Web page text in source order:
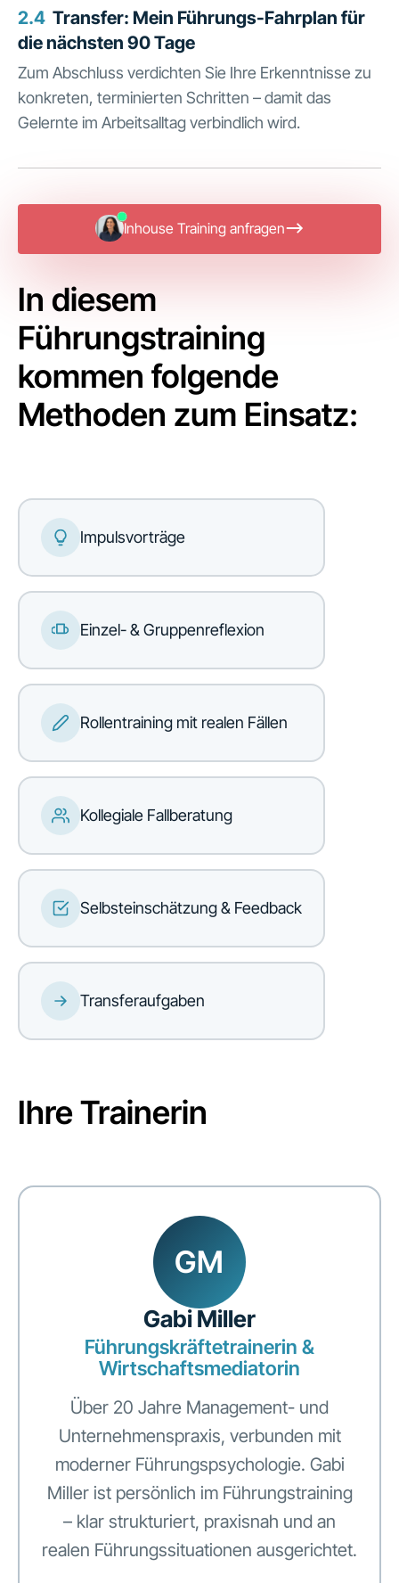
2.4 Transfer: Mein Führungs-Fahrplan für
die nächsten 90 Tage
Zum Abschluss verdichten Sie Ihre Erkenntnisse zu
konkreten, terminierten Schritten – damit das
Gelernte im Arbeitsalltag verbindlich wird.
Inhouse Training anfragen
In diesem
Führungstraining
kommen folgende
Methoden zum Einsatz:
Impulsvorträge
Einzel- & Gruppenreflexion
Rollentraining mit realen Fällen
Kollegiale Fallberatung
Selbsteinschätzung & Feedback
Transferaufgaben
Ihre Trainerin
GM
Gabi Miller
Führungskräftetrainerin &
Wirtschaftsmediatorin
Über 20 Jahre Management- und
Unternehmenspraxis, verbunden mit
moderner Führungspsychologie. Gabi
Miller ist persönlich im Führungstraining
– klar strukturiert, praxisnah und an
realen Führungssituationen ausgerichtet.